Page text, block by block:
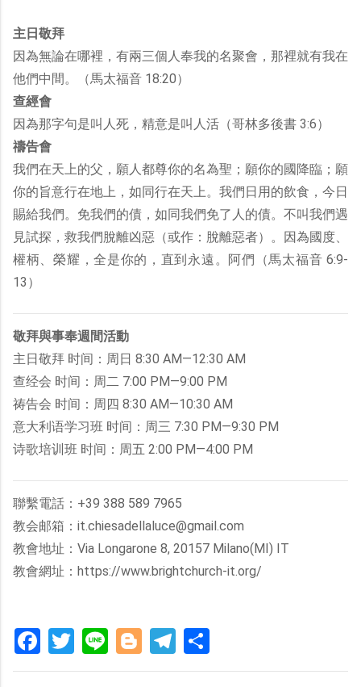
主日敬拜
因為無論在哪裡，有兩三個人奉我的名聚會，那裡就有我在
他們中間。（馬太福音 18:20）
查經會
因為那字句是叫人死，精意是叫人活（哥林多後書 3:6）
禱告會
我們在天上的父，願人都尊你的名為聖；願你的國降臨；願
你的旨意行在地上，如同行在天上。我們日用的飲食，今日
賜給我們。免我們的債，如同我們免了人的債。不叫我們遇
見試探，救我們脫離凶惡（或作：脫離惡者）。因為國度、
權柄、榮耀，全是你的，直到永遠。阿們（馬太福音 6:9-
13）
敬拜與事奉週間活動
主日敬拜 时间：周日 8:30 AM—12:30 AM
查经会 时间：周二 7:00 PM—9:00 PM
祷告会 时间：周四 8:30 AM—10:30 AM
意大利语学习班 时间：周三 7:30 PM—9:30 PM
诗歌培训班 时间：周五 2:00 PM—4:00 PM
聯繫電話：+39 388 589 7965
教会邮箱：it.chiesadellaluce@gmail.com
教會地址：Via Longarone 8, 20157 Milano(MI) IT
教會網址：https://www.brightchurch-it.org/
FacebookTwitter Line Blogger Telegram